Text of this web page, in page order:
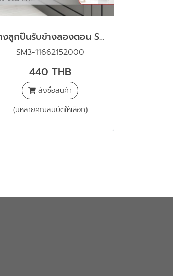
รางลูกปืนรับข้างสองตอน Soft Close รุ่น So Class สีซิงค์
SM3-11662152000
440 THB
สั่งซื้อสินค้า
(มีหลายคุณสมบัติให้เลือก)